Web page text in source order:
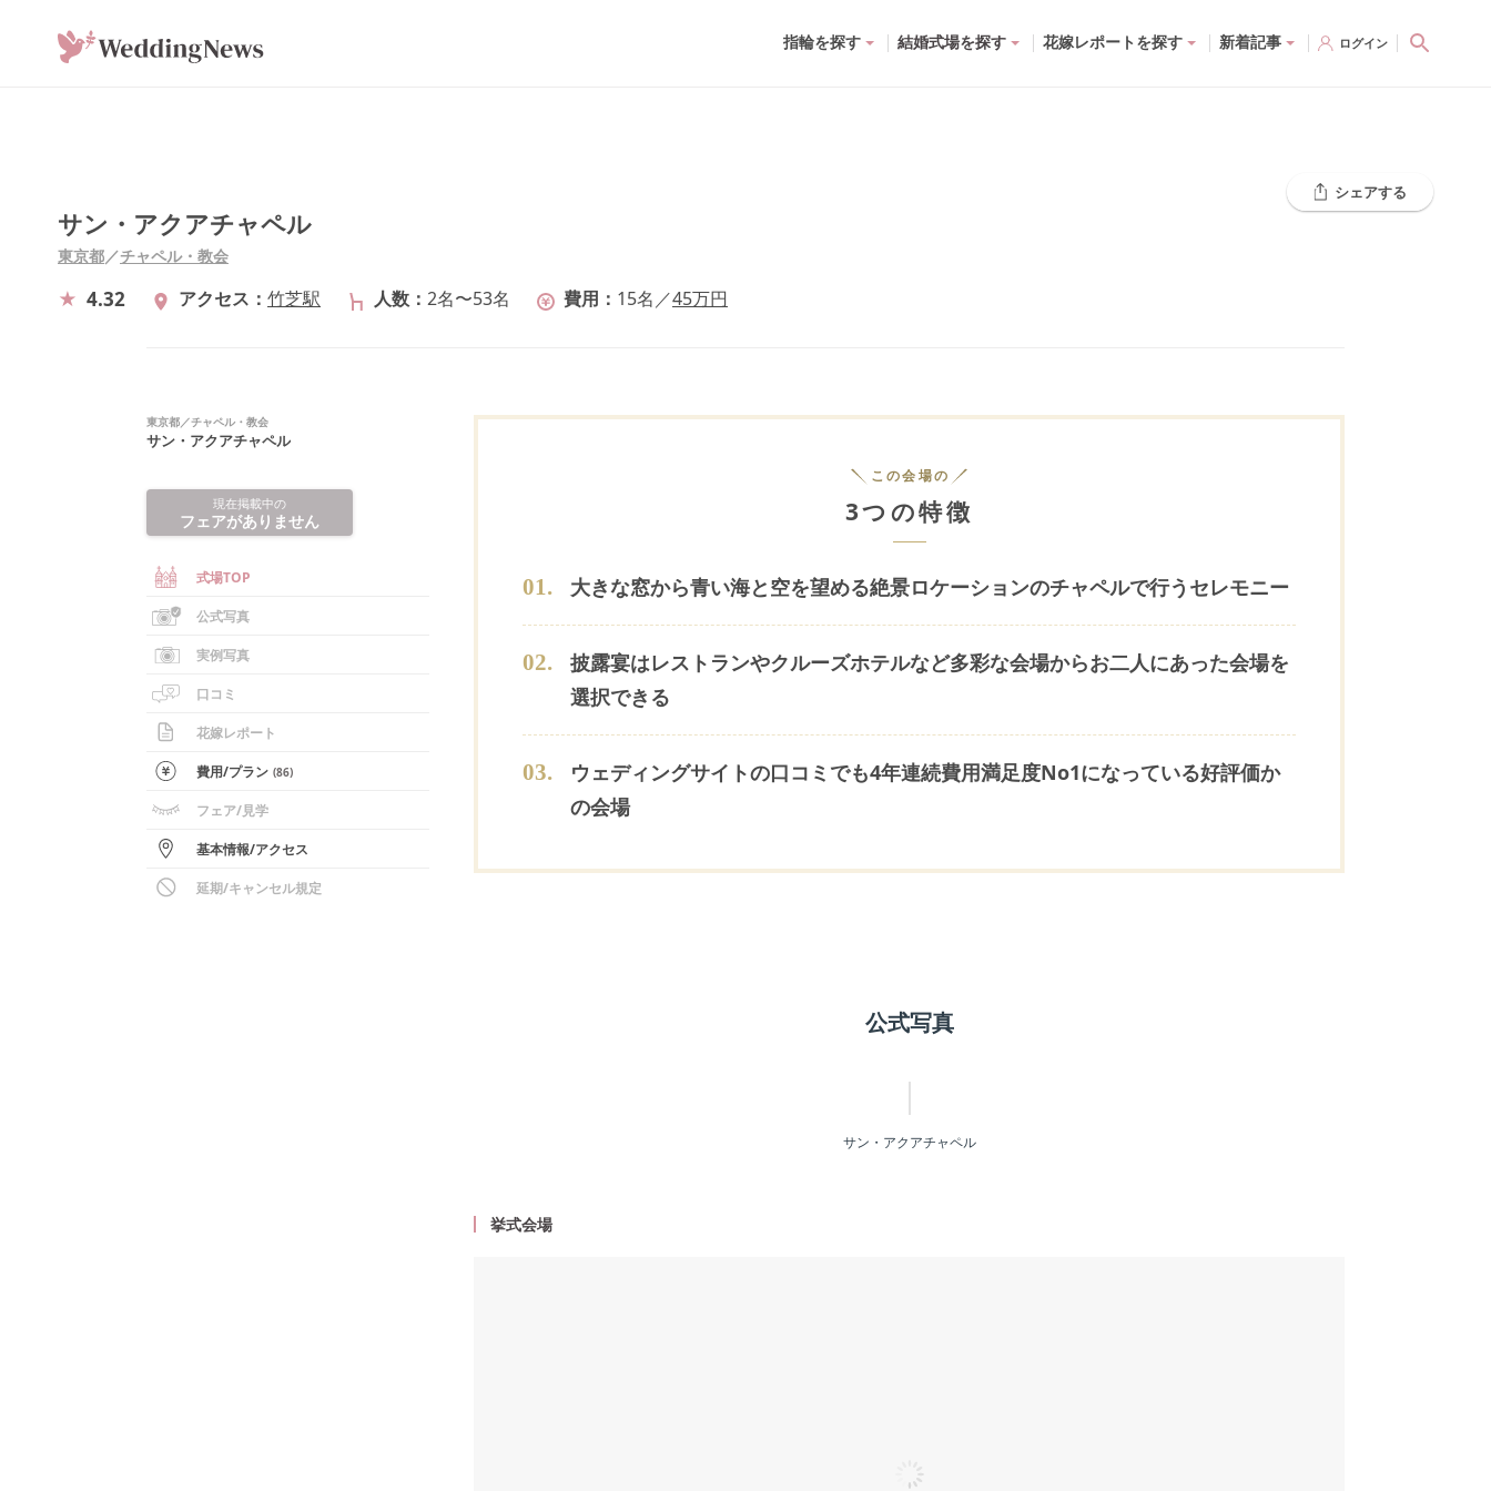
指輪を探す 結婚式場を探す 花嫁レポートを探す 新着記事 ログイン
サン・アクアチャペル
東京都／チャペル・教会
4.32 アクセス 竹芝駅 人数 2名〜53名 費用 15名 ／45万円
シェアする
東京都／チャペル・教会
サン・アクアチャペル
現在掲載中の
フェアがありません
式場TOP
公式写真
実例写真
口コミ
花嫁レポート
費用/プラン (86)
フェア/見学
基本情報/アクセス
延期/キャンセル規定
この会場の
3つの特徴
01. 大きな窓から青い海と空を望める絶景ロケーションのチャペルで行うセレモニー
02.
披露宴はレストランやクルーズホテルなど多彩な会場からお二人にあった会場を
選択できる
03.
ウェディングサイトの口コミでも4年連続費用満足度No1になっている好評価か
の会場
公式写真
サン・アクアチャペル
挙式会場